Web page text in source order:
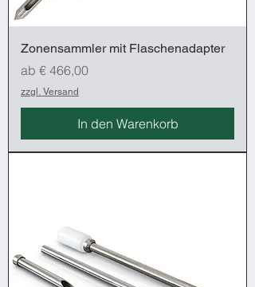
Zonensammler mit Flaschenadapter
ab € 466,00
Sale-Preis
zzgl. Versand
In den Warenkorb